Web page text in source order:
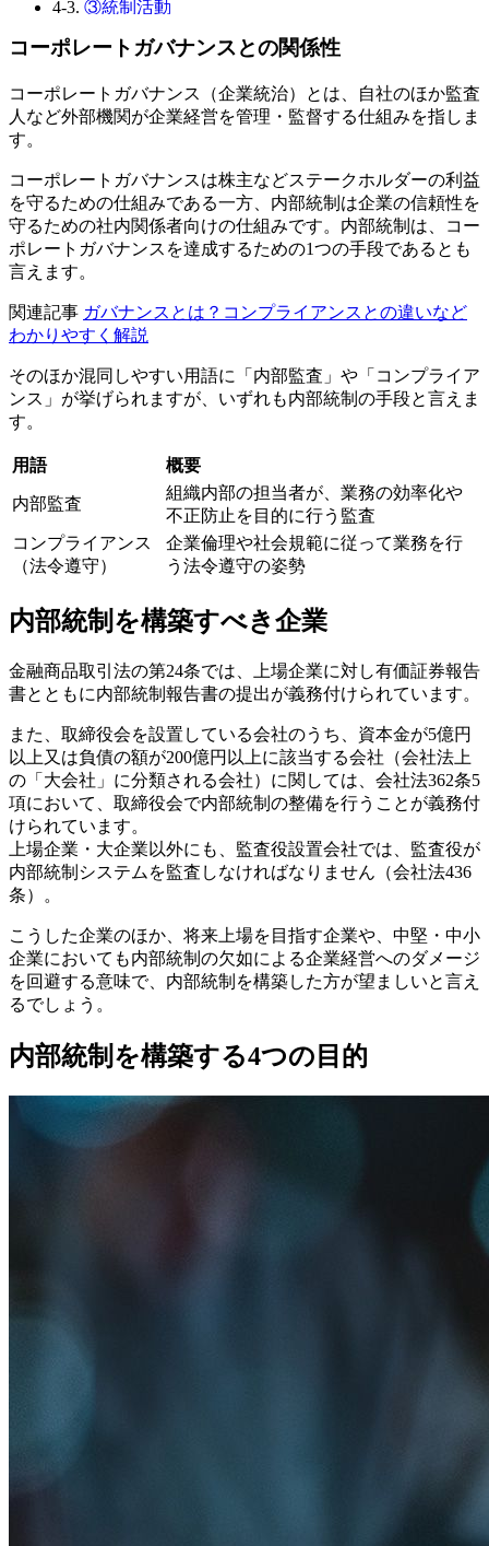
4-3. ③統制活動
4-5.⑤モニタリング
5.内部統制に関わる人物・役割
5-1.経営陣・取締役会
5-3.
5-4.
従業員
6.内部統制を構築・運用する流れ
6-1.内部統制の方針策定
6-2.内部統制の現状確認・評価
6-3.
6-4. 内部統制報告書の作成・提出
7.終わりに
コーポレートガバナンスとの関係性
コーポレートガバナンス（企業統治）とは、自社のほか監査
人など外部機関が企業経営を管理・監督する仕組みを指しま
す。
コーポレートガバナンスは株主などステークホルダーの利益
を守るための仕組みである一方、内部統制は企業の信頼性を
守るための社内関係者向けの仕組みです。内部統制は、コー
ポレートガバナンスを達成するための1つの手段であるとも
言えます。
関連記事 ガバナンスとは？コンプライアンスとの違いなど
わかりやすく解説
そのほか混同しやすい用語に「内部監査」や「コンプライア
ンス」が挙げられますが、いずれも内部統制の手段と言えま
す。
用語 概要
内部監査
組織内部の担当者が、業務の効率化や
不正防止を目的に行う監査
コンプライアンス
（法令遵守）
企業倫理や社会規範に従って業務を行
う法令遵守の姿勢
内部統制を構築すべき企業
金融商品取引法の第24条では、上場企業に対し有価証券報告
書とともに内部統制報告書の提出が義務付けられています。
また、取締役会を設置している会社のうち、資本金が5億円
以上又は負債の額が200億円以上に該当する会社（会社法上
の「大会社」に分類される会社）に関しては、会社法362条5
項において、取締役会で内部統制の整備を行うことが義務付
けられています。
上場企業・大企業以外にも、監査役設置会社では、監査役が
内部統制システムを監査しなければなりません（会社法436
条）。
こうした企業のほか、将来上場を目指す企業や、中堅・中小
企業においても内部統制の欠如による企業経営へのダメージ
を回避する意味で、内部統制を構築した方が望ましいと言え
るでしょう。
内部統制を構築する4つの目的